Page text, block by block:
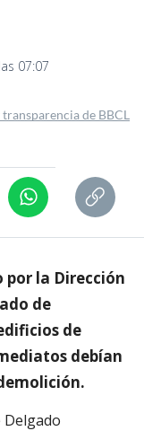
07:07
transparencia de BBCL
por la Dirección
de
de
debían